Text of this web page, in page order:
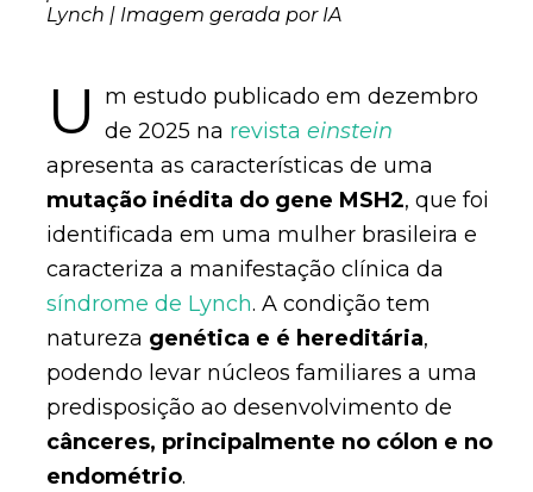
Lynch | Imagem gerada por IA
U
m estudo publicado em dezembro
de 2025 na revista einstein
apresenta as características de uma
mutação inédita do gene MSH2, que foi
identificada em uma mulher brasileira e
caracteriza a manifestação clínica da
síndrome de Lynch. A condição tem
natureza genética e é hereditária,
podendo levar núcleos familiares a uma
predisposição ao desenvolvimento de
cânceres, principalmente no cólon e no
endométrio.